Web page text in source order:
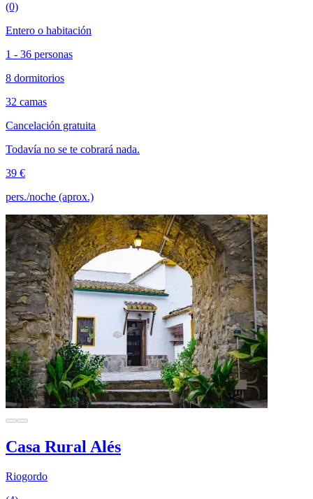
(0)
Entero o habitación
1 - 36 personas
8 dormitorios
32 camas
Cancelación gratuita
Todavía no se te cobrará nada.
39 €
pers./noche (aprox.)
Casa Rural Alés
Riogordo